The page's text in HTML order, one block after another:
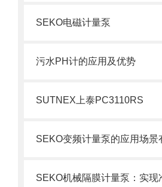
SEKO电磁计量泵
污水PH计的应用及优势
SUTNEX上泰PC3110RS
SEKO变频计量泵的应用场景